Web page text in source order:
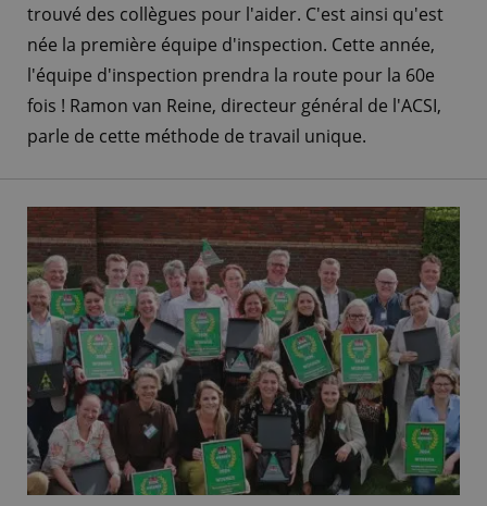
trouvé des collègues pour l'aider. C'est ainsi qu'est
née la première équipe d'inspection. Cette année,
l'équipe d'inspection prendra la route pour la 60e
fois ! Ramon van Reine, directeur général de l'ACSI,
parle de cette méthode de travail unique.